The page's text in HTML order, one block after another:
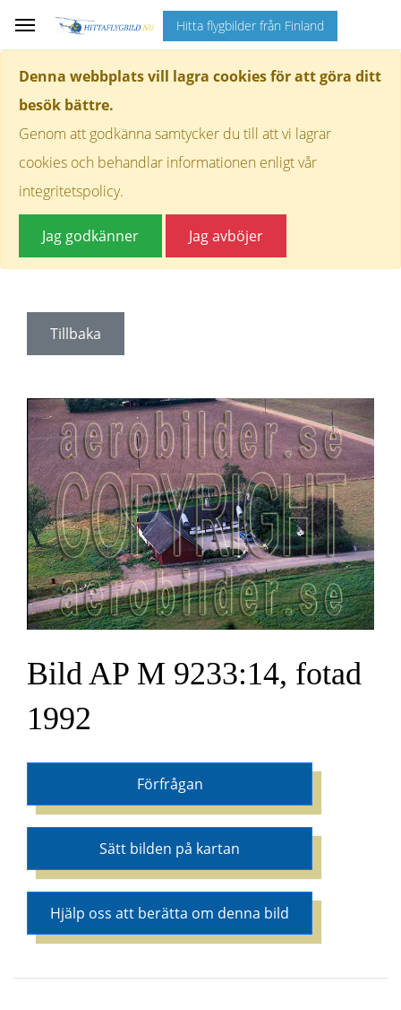
Denna webbplats vill lagra cookies för att göra ditt
besök bättre.
Genom att godkänna samtycker du till att vi lagrar
cookies och behandlar informationen enligt vår
integritetspolicy.
Jag godkänner Jag avböjer
Hitta flygbilder från Finland
Tillbaka
Bild AP M 9233:14, fotad
1992
Förfrågan
Sätt bilden på kartan
Hjälp oss att berätta om denna bild